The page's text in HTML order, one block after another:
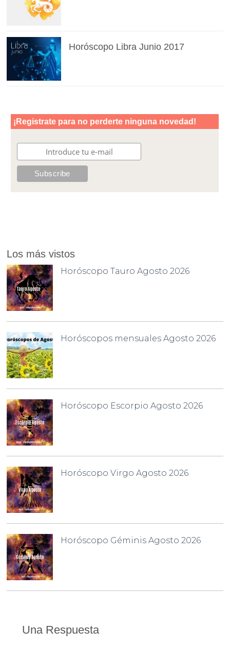
Horóscopo Libra Junio 2017
Los más vistos
Horóscopo Tauro Agosto 2026
Horóscopos mensuales Agosto 2026
Horóscopo Escorpio Agosto 2026
Horóscopo Virgo Agosto 2026
Horóscopo Géminis Agosto 2026
Una Respuesta